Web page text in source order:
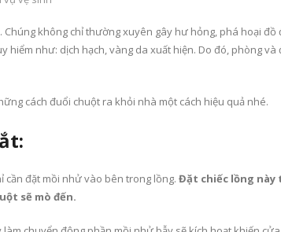
không chỉ thường xuyên gây hư hỏng, phá hoại đồ
hiểm như: dịch hạch, vàng da xuất hiện. Do đó, phòng
cách đuổi chuột ra khỏi nhà một cách hiệu quả nhé.
cần đặt mồi nhử vào bên trong lồng. Đặt chiếc lồng
sẽ mò đến.